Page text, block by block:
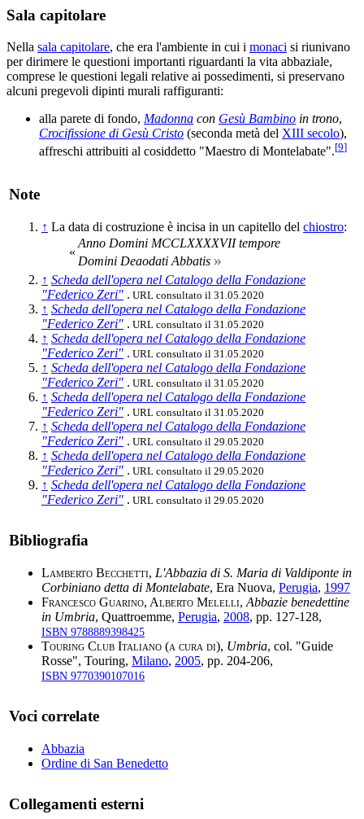
Sala capitolare
Nella sala capitolare, che era l'ambiente in cui i monaci si riunivano
per dirimere le questioni importanti riguardanti la vita abbaziale,
comprese le questioni legali relative ai possedimenti, si preservano
alcuni pregevoli dipinti murali raffiguranti:
alla parete di fondo, Madonna con Gesù Bambino in trono,
Crocifissione di Gesù Cristo (seconda metà del XIII secolo),
affreschi attribuiti al cosiddetto "Maestro di Montelabate".[9]
Note
↑ La data di costruzione è incisa in un capitello del chiostro:
«
Anno Domini MCCLXXXXVII tempore
Domini Deaodati Abbatis »
↑ Scheda dell'opera nel Catalogo della Fondazione
"Federico Zeri" . URL consultato il 31.05.2020
↑ Scheda dell'opera nel Catalogo della Fondazione
"Federico Zeri" . URL consultato il 31.05.2020
↑ Scheda dell'opera nel Catalogo della Fondazione
"Federico Zeri" . URL consultato il 31.05.2020
↑ Scheda dell'opera nel Catalogo della Fondazione
"Federico Zeri" . URL consultato il 31.05.2020
↑ Scheda dell'opera nel Catalogo della Fondazione
"Federico Zeri" . URL consultato il 31.05.2020
↑ Scheda dell'opera nel Catalogo della Fondazione
"Federico Zeri" . URL consultato il 29.05.2020
↑ Scheda dell'opera nel Catalogo della Fondazione
"Federico Zeri" . URL consultato il 29.05.2020
↑ Scheda dell'opera nel Catalogo della Fondazione
"Federico Zeri" . URL consultato il 29.05.2020
Bibliografia
Lamberto Becchetti, L'Abbazia di S. Maria di Valdiponte in
Corbiniano detta di Montelabate, Era Nuova, Perugia, 1997
Francesco Guarino, Alberto Melelli, Abbazie benedettine
in Umbria, Quattroemme, Perugia, 2008, pp. 127-128,
ISBN 9788889398425
Touring Club Italiano (a cura di), Umbria, col. "Guide
Rosse", Touring, Milano, 2005, pp. 204-206,
ISBN 9770390107016
Voci correlate
Abbazia
Ordine di San Benedetto
Collegamenti esterni